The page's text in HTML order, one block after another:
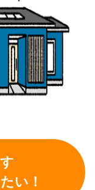
い！